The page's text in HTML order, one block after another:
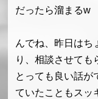
だったら溜まるw
んでね、昨日はち
り、相談させても
とっても良い話が
ていたこともスッ